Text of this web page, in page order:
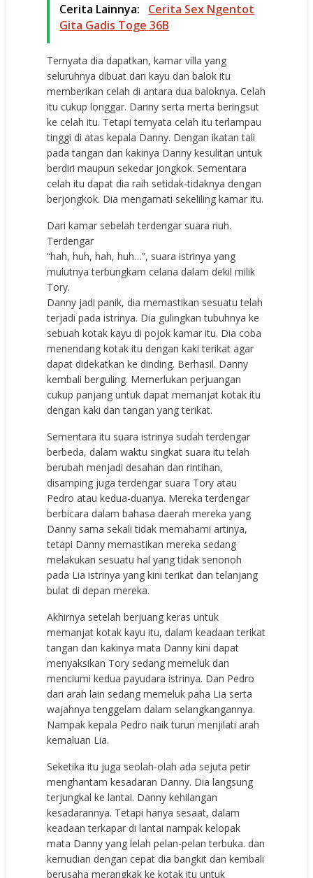
Cerita Lainnya:
Cerita Sex Ngentot
Gita Gadis Toge 36B
Ternyata dia dapatkan, kamar villa yang
seluruhnya dibuat dari kayu dan balok itu
memberikan celah di antara dua baloknya. Celah
itu cukup longgar. Danny serta merta beringsut
ke celah itu. Tetapi ternyata celah itu terlampau
tinggi di atas kepala Danny. Dengan ikatan tali
pada tangan dan kakinya Danny kesulitan untuk
berdiri maupun sekedar jongkok. Sementara
celah itu dapat dia raih setidak-tidaknya dengan
berjongkok. Dia mengamati sekeliling kamar itu.
Dari kamar sebelah terdengar suara riuh.
Terdengar
“hah, huh, hah, huh…”, suara istrinya yang
mulutnya terbungkam celana dalam dekil milik
Tory.
Danny jadi panik, dia memastikan sesuatu telah
terjadi pada istrinya. Dia gulingkan tubuhnya ke
sebuah kotak kayu di pojok kamar itu. Dia coba
menendang kotak itu dengan kaki terikat agar
dapat didekatkan ke dinding. Berhasil. Danny
kembali berguling. Memerlukan perjuangan
cukup panjang untuk dapat memanjat kotak itu
dengan kaki dan tangan yang terikat.
Sementara itu suara istrinya sudah terdengar
berbeda, dalam waktu singkat suara itu telah
berubah menjadi desahan dan rintihan,
disamping juga terdengar suara Tory atau
Pedro atau kedua-duanya. Mereka terdengar
berbicara dalam bahasa daerah mereka yang
Danny sama sekali tidak memahami artinya,
tetapi Danny memastikan mereka sedang
melakukan sesuatu hal yang tidak senonoh
pada Lia istrinya yang kini terikat dan telanjang
bulat di depan mereka.
Akhirnya setelah berjuang keras untuk
memanjat kotak kayu itu, dalam keadaan terikat
tangan dan kakinya mata Danny kini dapat
menyaksikan Tory sedang memeluk dan
menciumi kedua payudara istrinya. Dan Pedro
dari arah lain sedang memeluk paha Lia serta
wajahnya tenggelam dalam selangkangannya.
Nampak kepala Pedro naik turun menjilati arah
kemaluan Lia.
Seketika itu juga seolah-olah ada sejuta petir
menghantam kesadaran Danny. Dia langsung
terjungkal ke lantai. Danny kehilangan
kesadarannya. Tetapi hanya sesaat, dalam
keadaan terkapar di lantai nampak kelopak
mata Danny yang lelah pelan-pelan terbuka. dan
kemudian dengan cepat dia bangkit dan kembali
berusaha merangkak ke kotak itu untuk